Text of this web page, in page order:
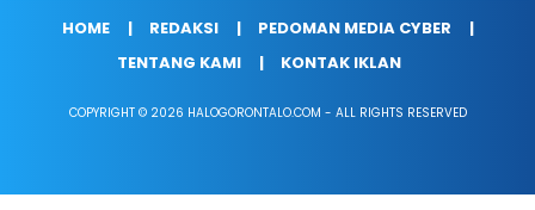
HOME REDAKSI
PEDOMAN MEDIA CYBER
TENTANG KAMI
KONTAK IKLAN
COPYRIGHT © 2026 HALOGORONTALO.COM - ALL RIGHTS RESERVED